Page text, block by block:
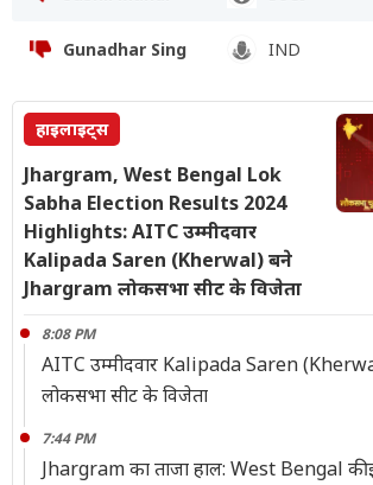
Gunadhar Sing IND
हाइलाइट्स
Jhargram, West Bengal Lok
Sabha Election Results 2024
Highlights: AITC उम्मीदवार
Kalipada Saren (Kherwal) बने
Jhargram लोकसभा सीट के विजेता
8:08 PM
AITC उम्मीदवार Kalipada Saren
लोकसभा सीट के विजेता
7:44 PM
Jhargram का ताजा हाल: West Bengal की